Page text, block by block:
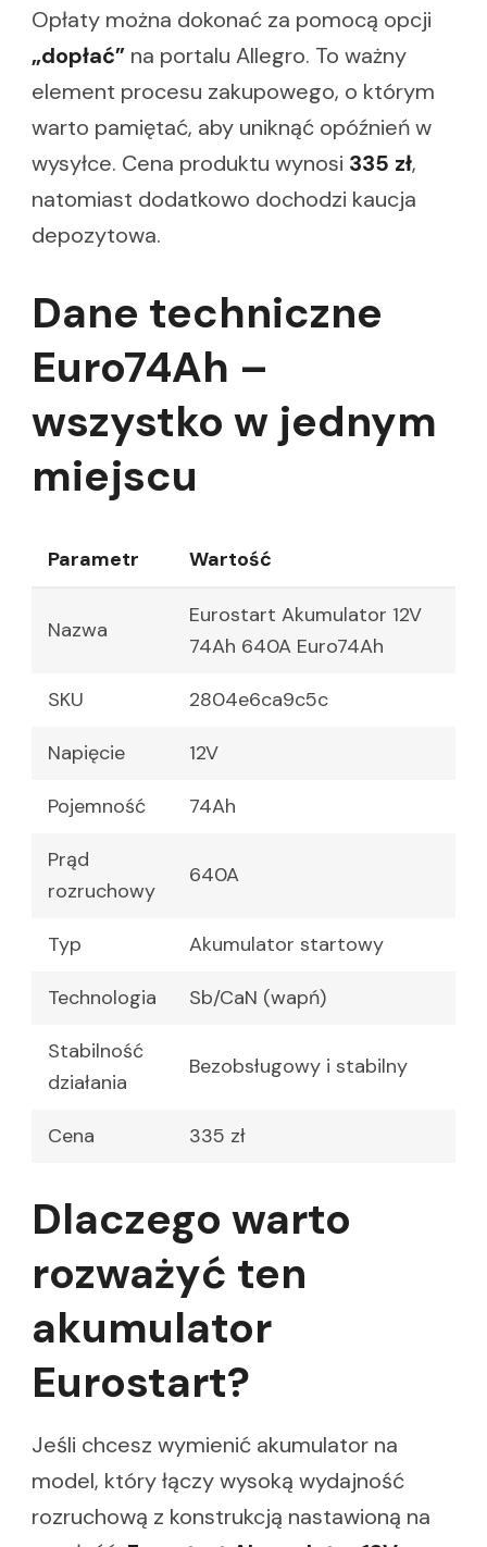
Opłaty można dokonać za pomocą opcji
„dopłać” na portalu Allegro. To ważny
element procesu zakupowego, o którym
warto pamiętać, aby uniknąć opóźnień w
wysyłce. Cena produktu wynosi 335 zł,
natomiast dodatkowo dochodzi kaucja
depozytowa.
Dane techniczne
Euro74Ah –
wszystko w jednym
miejscu
Parametr Wartość
Nazwa
Eurostart Akumulator 12V
74Ah 640A Euro74Ah
SKU 2804e6ca9c5c
Napięcie 12V
Pojemność 74Ah
Prąd
rozruchowy
640A
Typ Akumulator startowy
Technologia Sb/CaN (wapń)
Stabilność
działania
Bezobsługowy i stabilny
Cena 335 zł
Dlaczego warto
rozważyć ten
akumulator
Eurostart?
Jeśli chcesz wymienić akumulator na
model, który łączy wysoką wydajność
rozruchową z konstrukcją nastawioną na